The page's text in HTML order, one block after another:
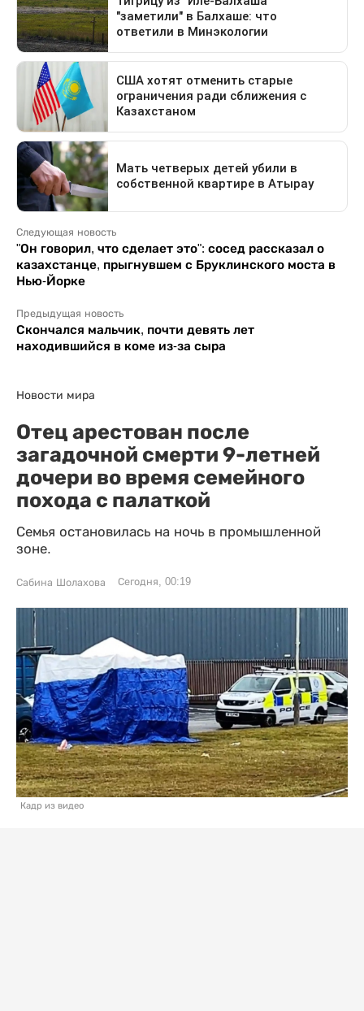
Следующая новость
"Он говорил, что сделает это": сосед рассказал о
казахстанце, прыгнувшем с Бруклинского моста в
Нью-Йорке
Предыдущая новость
Скончался мальчик, почти девять лет
находившийся в коме из-за сыра
Новости мира
Отец арестован после
загадочной смерти 9-летней
дочери во время семейного
похода с палаткой
Семья остановилась на ночь в промышленной
зоне.
Сабина Шолахова Сегодня, 00:19
Кадр из видео